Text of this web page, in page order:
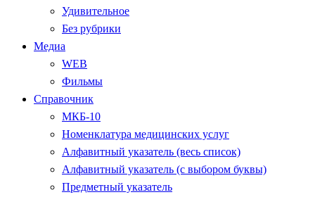
Удивительное
Без рубрики
Медиа
WEB
Фильмы
Справочник
МКБ-10
Номенклатура медицинских услуг
Алфавитный указатель (весь список)
Алфавитный указатель (с выбором буквы)
Предметный указатель